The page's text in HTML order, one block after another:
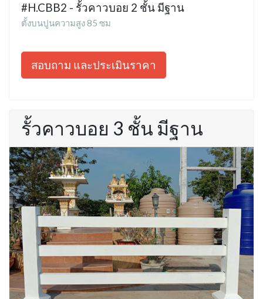
#H.CBB2 - รั้วคาวบอย 2 ชั้น มีฐาน
ตั้งบนปูนความสูง 85 ซม
สอบถาม และประเมินราคา
รั้วคาวบอย 3 ชั้น มีฐาน